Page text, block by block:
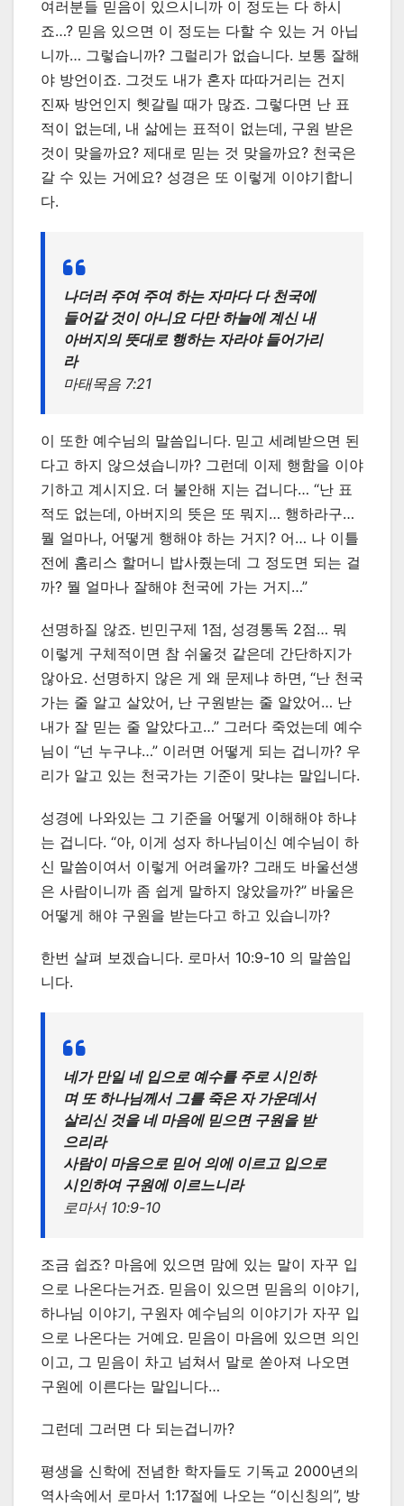
여러분들 믿음이 있으시니까 이 정도는 다 하시
죠…? 믿음 있으면 이 정도는 다할 수 있는 거 아닙
니까… 그렇습니까? 그럴리가 없습니다. 보통 잘해
야 방언이죠. 그것도 내가 혼자 따따거리는 건지
진짜 방언인지 헷갈릴 때가 많죠. 그렇다면 난 표
적이 없는데, 내 삶에는 표적이 없는데, 구원 받은
것이 맞을까요? 제대로 믿는 것 맞을까요? 천국은
갈 수 있는 거에요? 성경은 또 이렇게 이야기합니
다.
나더러 주여 주여 하는 자마다 다 천국에
들어갈 것이 아니요 다만 하늘에 계신 내
아버지의 뜻대로 행하는 자라야 들어가리
라
마태목음 7:21
이 또한 예수님의 말씀입니다. 믿고 세례받으면 된
다고 하지 않으셨습니까? 그런데 이제 행함을 이야
기하고 계시지요. 더 불안해 지는 겁니다… “난 표
적도 없는데, 아버지의 뜻은 또 뭐지… 행하라구…
뭘 얼마나, 어떻게 행해야 하는 거지? 어… 나 이틀
전에 홈리스 할머니 밥사줬는데 그 정도면 되는 걸
까? 뭘 얼마나 잘해야 천국에 가는 거지…”
선명하질 않죠. 빈민구제 1점, 성경통독 2점… 뭐
이렇게 구체적이면 참 쉬울것 같은데 간단하지가
않아요. 선명하지 않은 게 왜 문제냐 하면, “난 천국
가는 줄 알고 살았어, 난 구원받는 줄 알았어… 난
내가 잘 믿는 줄 알았다고…” 그러다 죽었는데 예수
님이 “넌 누구냐…” 이러면 어떻게 되는 겁니까? 우
리가 알고 있는 천국가는 기준이 맞냐는 말입니다.
성경에 나와있는 그 기준을 어떻게 이해해야 하냐
는 겁니다. “아, 이게 성자 하나님이신 예수님이 하
신 말씀이여서 이렇게 어려울까? 그래도 바울선생
은 사람이니까 좀 쉽게 말하지 않았을까?” 바울은
어떻게 해야 구원을 받는다고 하고 있습니까?
한번 살펴 보겠습니다. 로마서 10:9-10 의 말씀입
니다.
네가 만일 네 입으로 예수를 주로 시인하
며 또 하나님께서 그를 죽은 자 가운데서
살리신 것을 네 마음에 믿으면 구원을 받
으리라
사람이 마음으로 믿어 의에 이르고 입으로
시인하여 구원에 이르느니라
로마서 10:9-10
조금 쉽죠? 마음에 있으면 맘에 있는 말이 자꾸 입
으로 나온다는거죠. 믿음이 있으면 믿음의 이야기,
하나님 이야기, 구원자 예수님의 이야기가 자꾸 입
으로 나온다는 거예요. 믿음이 마음에 있으면 의인
이고, 그 믿음이 차고 넘쳐서 말로 쏟아져 나오면
구원에 이른다는 말입니다…
그런데 그러면 다 되는겁니까?
평생을 신학에 전념한 학자들도 기독교 2000년의
역사속에서 로마서 1:17절에 나오는 “이신칭의”, 방